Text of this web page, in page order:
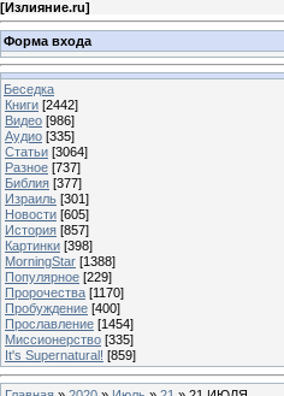
[Излияние.ru]
Форма входа
Беседка
Книги [2442]
Видео [986]
Аудио [335]
Статьи [3064]
Разное [737]
Библия [377]
Израиль [301]
Новости [605]
История [857]
Картинки [398]
MorningStar [1388]
Популярное [229]
Пророчества [1170]
Пробуждение [400]
Прославление [1454]
Миссионерство [335]
It's Supernatural! [859]